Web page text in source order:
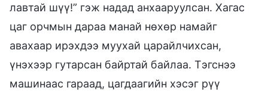
лавтай шүү!” гэж надад анхааруулсан. Хагас
цаг орчмын дараа манай нөхөр намайг
авахаар ирэхдээ муухай царайлчихсан,
үнэхээр гутарсан байртай байлаа. Тэгснээ
машинаас гараад, цагдаагийн хэсэг рүү